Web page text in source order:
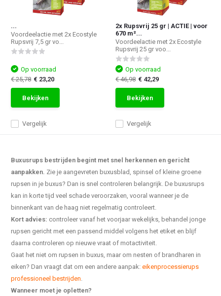
...
Voordeelactie met 2x Ecostyle
Rupsvrij 7,5 gr vo...
Vergelijk
Op voorraad
€ 25,78 € 23,20
Bekijken
2x Rupsvrij 25 gr | ACTIE | voor
670 m²...
Voordeelactie met 2x Ecostyle
Rupsvrij 25 gr voo...
Vergelijk
Op voorraad
€ 46,98 € 42,29
Bekijken
Buxusrups bestrijden begint met snel herkennen en gericht
aanpakken. Zie je aangevreten buxusblad, spinsel of kleine groene
rupsen in je buxus? Dan is snel controleren belangrijk. De buxusrups
kan in korte tijd veel schade veroorzaken, vooral wanneer je de
binnenkant van de haag niet regelmatig controleert.
Kort advies: controleer vanaf het voorjaar wekelijks, behandel jonge
rupsen gericht met een passend middel volgens het etiket en blijf
daarna controleren op nieuwe vraat of motactiviteit.
Gaat het niet om rupsen in buxus, maar om nesten of brandharen in
eiken? Dan vraagt dat om een andere aanpak:eikenprocessierups
professioneel bestrijden.
Wanneer moet je opletten?